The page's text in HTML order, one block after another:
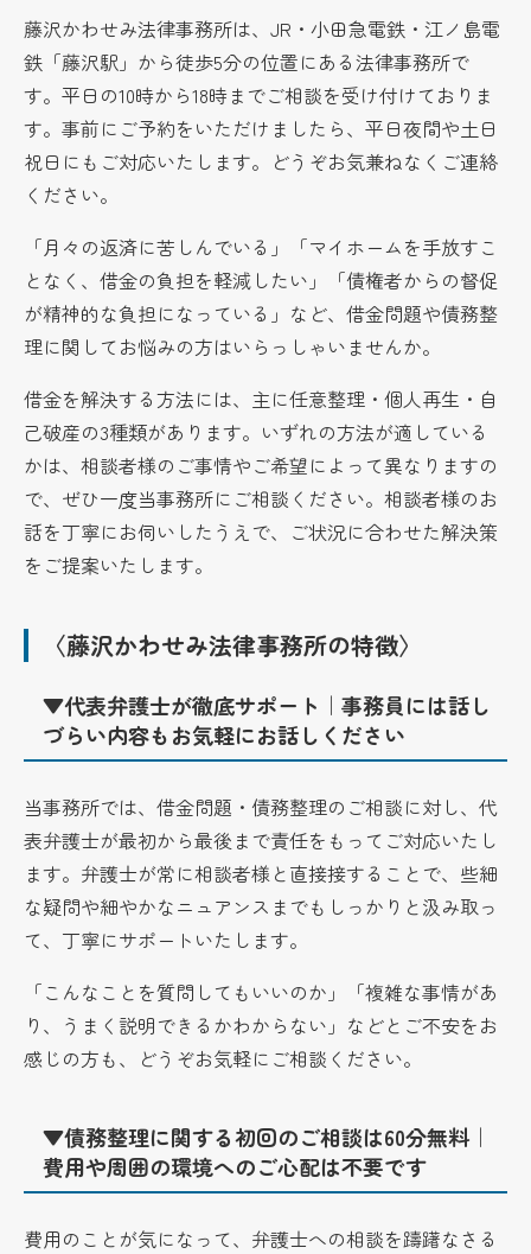
藤沢かわせみ法律事務所は、JR・小田急電鉄・江ノ島電
鉄「藤沢駅」から徒歩5分の位置にある法律事務所で
す。平日の10時から18時までご相談を受け付けておりま
す。事前にご予約をいただけましたら、平日夜間や土日
祝日にもご対応いたします。どうぞお気兼ねなくご連絡
ください。
「月々の返済に苦しんでいる」「マイホームを手放すこ
となく、借金の負担を軽減したい」「債権者からの督促
が精神的な負担になっている」など、借金問題や債務整
理に関してお悩みの方はいらっしゃいませんか。
借金を解決する方法には、主に任意整理・個人再生・自
己破産の3種類があります。いずれの方法が適している
かは、相談者様のご事情やご希望によって異なりますの
で、ぜひ一度当事務所にご相談ください。相談者様のお
話を丁寧にお伺いしたうえで、ご状況に合わせた解決策
をご提案いたします。
〈藤沢かわせみ法律事務所の特徴〉
▼代表弁護士が徹底サポート｜事務員には話し
づらい内容もお気軽にお話しください
当事務所では、借金問題・債務整理のご相談に対し、代
表弁護士が最初から最後まで責任をもってご対応いたし
ます。弁護士が常に相談者様と直接接することで、些細
な疑問や細やかなニュアンスまでもしっかりと汲み取っ
て、丁寧にサポートいたします。
「こんなことを質問してもいいのか」「複雑な事情があ
り、うまく説明できるかわからない」などとご不安をお
感じの方も、どうぞお気軽にご相談ください。
▼債務整理に関する初回のご相談は60分無料｜
費用や周囲の環境へのご心配は不要です
費用のことが気になって、弁護士への相談を躊躇なさる